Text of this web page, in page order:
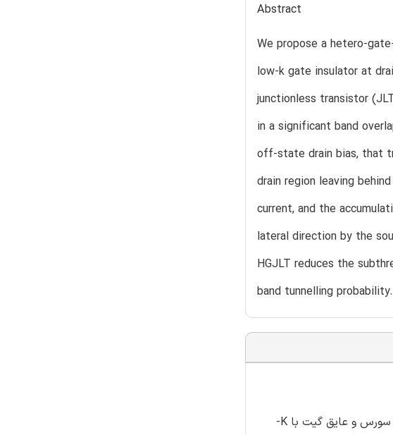
Abstract
We propose a hetero-
low-k gate insulator at
junctionless transistor
in a significant band
off-state drain bias, that
drain region leaving
current, and the
lateral direction by the
HGJLT reduces the
band tunnelling probability.
ما ترانزیستور بدون پیوند گیت-دوبل دی الکتریک-گیت-گوناگون (HGJLT) را با اتخاذ یک عایق گیت با k-بالا در سمت سورس و عایق گیت با K-